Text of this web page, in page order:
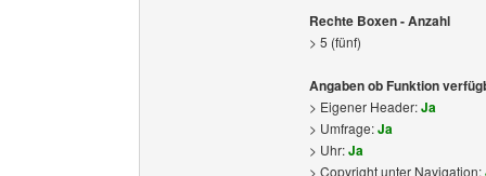
Rechte Boxen - Anzahl
> 5 (fünf)
Angaben ob Funktion
> Eigener Header:Ja
> Umfrage:Ja
> Uhr:Ja
> Copyright unter Navigation: